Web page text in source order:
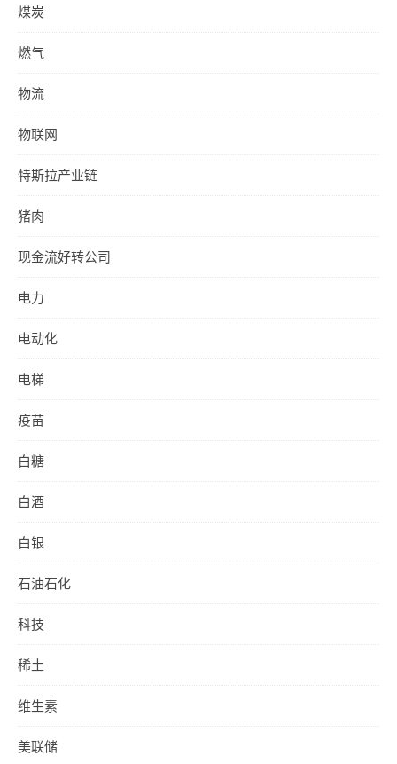
煤炭
燃气
物流
物联网
特斯拉产业链
猪肉
现金流好转公司
电力
电动化
电梯
疫苗
白糖
白酒
白银
石油石化
科技
稀土
维生素
美联储